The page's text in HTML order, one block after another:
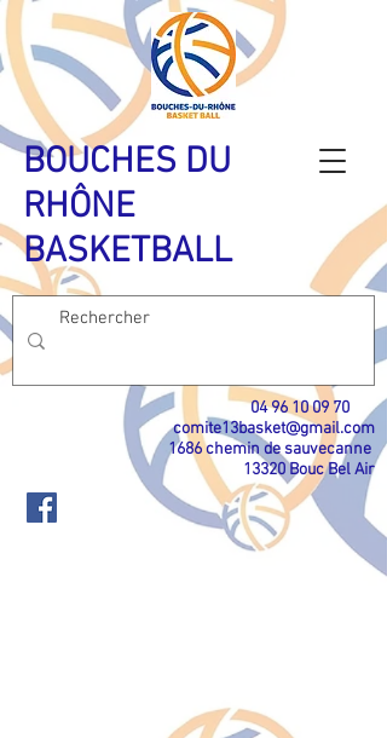
BOUCHES DU
RHÔNE
BASKETBALL
04 96 10 09 70 ​
comite13basket@gmail.com
1686 chemin de sauvecanne
13320 Bouc Bel Air